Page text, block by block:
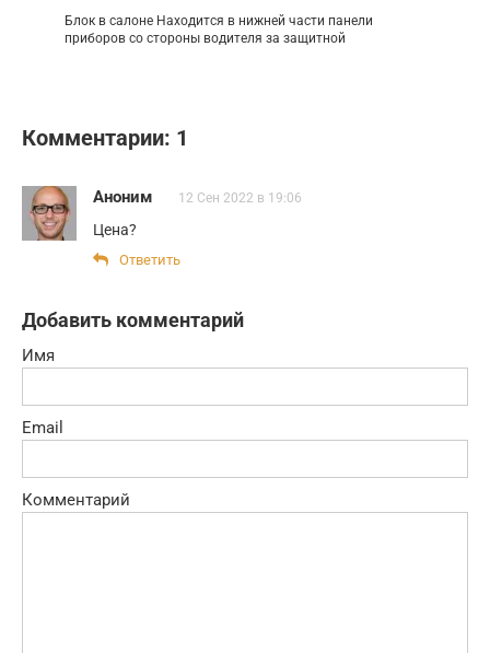
Блок в салоне Находится в нижней части панели
приборов со стороны водителя за защитной
Комментарии: 1
Аноним 12 Сен 2022 в 19:06
Цена?
Ответить
Добавить комментарий
Имя
Email
Комментарий